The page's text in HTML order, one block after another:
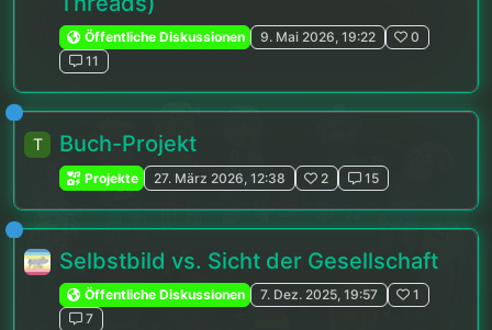
Öffentliche Diskussionen 9. Mai 2026, 19:22
0
11
T Buch-Projekt
Projekte 27. März 2026, 12:38 2 15
Selbstbild vs. Sicht der Gesellschaft
Öffentliche Diskussionen 7. Dez. 2025, 19:57
1
7